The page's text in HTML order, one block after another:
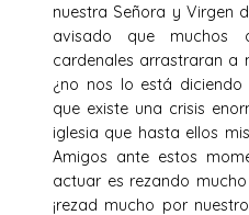
nuestra Señora y Virgen
avisado que muchos
cardenales arrastraran a
¿no nos lo está
que existe una crisis
iglesia que hasta ellos
Amigos ante estos
actuar es rezando
¡rezad mucho por